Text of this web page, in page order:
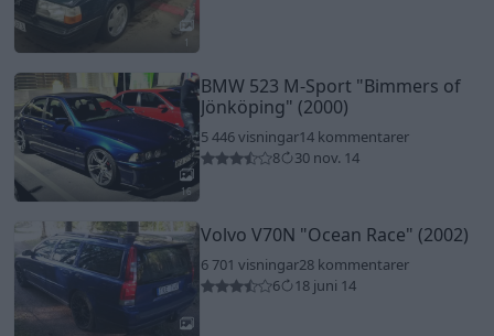
1
16
BMW 523 M-Sport "Bimmers of
Jönköping" (2000)
5 446 visningar14 kommentarer
8
30 nov. 14
Volvo V70N "Ocean Race" (2002)
6 701 visningar28 kommentarer
6
18 juni 14